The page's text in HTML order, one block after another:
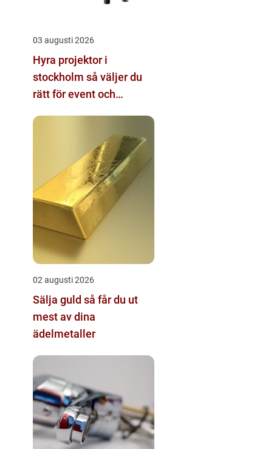
03 augusti 2026
Hyra projektor i
stockholm så väljer du
rätt för event och
02 augusti 2026
Sälja guld så får du ut
mest av dina
ädelmetaller